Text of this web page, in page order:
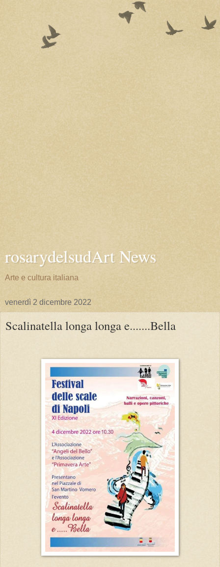
rosarydelsudArt News
Arte e cultura italiana
venerdì 2 dicembre 2022
Scalinatella longa longa e.......Bella